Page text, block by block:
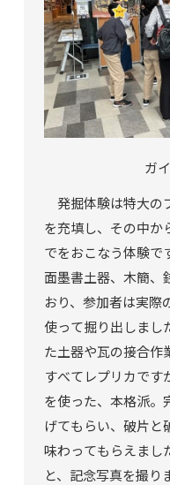
ガ
発掘体験は特大の
を充填し、その中か
でをおこなう体験で
面墨書土器、木簡、
おり、参加者は実際
使って掘り出しまし
た土器や瓦の接合作
すべてレプリカです
を使った、本格派。
げてもらい、破片と
味わってもらえまし
と、記念写真を撮り